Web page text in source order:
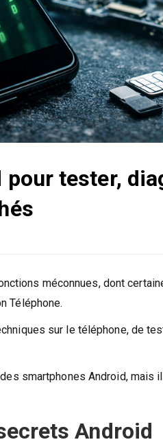
tester,
méconnues, dont
Téléphone.
sur le téléphone, de
smartphones Android,
Android